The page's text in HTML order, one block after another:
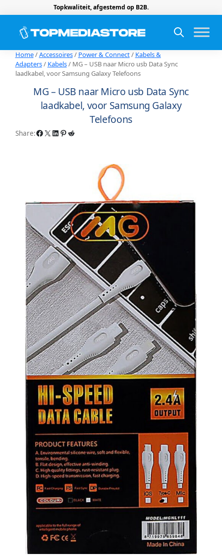
Topkwaliteit, afgestemd op B2B.
Home/Accessoires/ Power & Connect/ Kabels &
Adapters/ Kabels/ MG – USB naar Micro usb Data Sync
laadkabel, voor Samsung Galaxy Telefoons
MG – USB naar Micro usb Data Sync
laadkabel, voor Samsung Galaxy
Telefoons
Share:Facebook X LinkedIn Pinterest Reddit